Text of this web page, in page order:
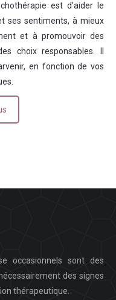
est d’aider le
ses sentiments, à mieux
et à promouvoir des
choix responsables. Il
en fonction de vos
occasionnels sont des
des signes
thérapeutique.